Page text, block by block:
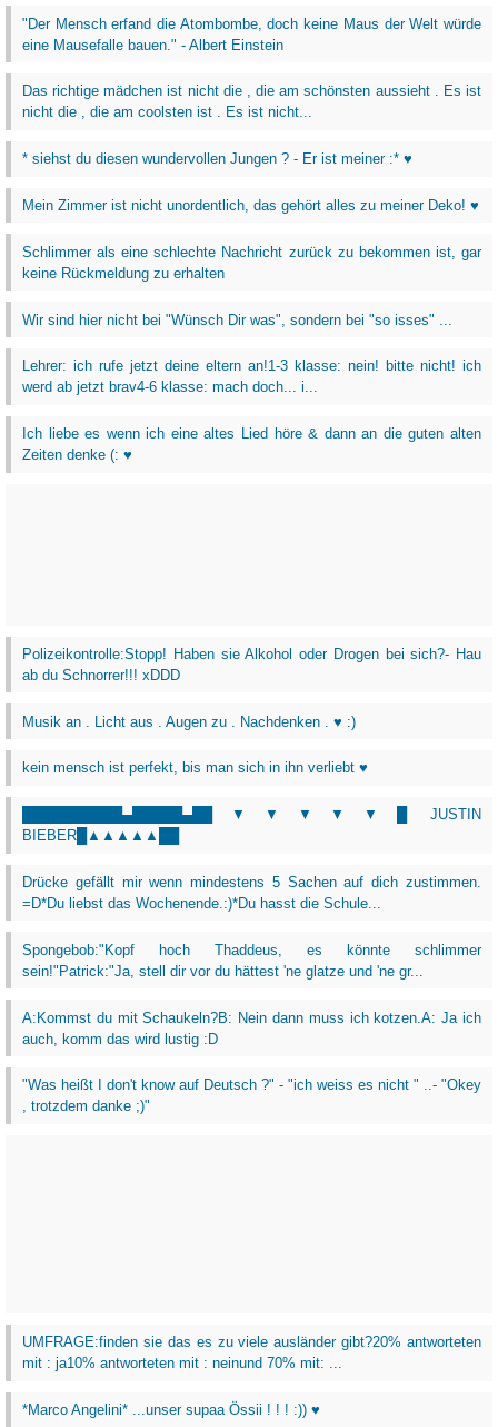
"Der Mensch erfand die Atombombe, doch keine Maus der Welt würde
eine Mausefalle bauen." - Albert Einstein
Das richtige mädchen ist nicht die , die am schönsten aussieht . Es ist
nicht die , die am coolsten ist . Es ist nicht...
* siehst du diesen wundervollen Jungen ? - Er ist meiner :* ♥
Mein Zimmer ist nicht unordentlich, das gehört alles zu meiner Deko! ♥
Schlimmer als eine schlechte Nachricht zurück zu bekommen ist, gar
keine Rückmeldung zu erhalten
Wir sind hier nicht bei "Wünsch Dir was", sondern bei "so isses" ...
Lehrer: ich rufe jetzt deine eltern an!1-3 klasse: nein! bitte nicht! ich
werd ab jetzt brav4-6 klasse: mach doch... i...
Ich liebe es wenn ich eine altes Lied höre & dann an die guten alten
Zeiten denke (: ♥
Polizeikontrolle:Stopp! Haben sie Alkohol oder Drogen bei sich?- Hau
ab du Schnorrer!!! xDDD
Musik an . Licht aus . Augen zu . Nachdenken . ♥ :)
kein mensch ist perfekt, bis man sich in ihn verliebt ♥
██████████▄█████▄██▼▼▼▼▼█ JUSTIN
BIEBER█▲▲▲▲▲██
Drücke gefällt mir wenn mindestens 5 Sachen auf dich zustimmen.
=D*Du liebst das Wochenende.:)*Du hasst die Schule...
Spongebob:"Kopf hoch Thaddeus, es könnte schlimmer
sein!"Patrick:"Ja, stell dir vor du hättest 'ne glatze und 'ne gr...
A:Kommst du mit Schaukeln?B: Nein dann muss ich kotzen.A: Ja ich
auch, komm das wird lustig :D
"Was heißt I don't know auf Deutsch ?" - "ich weiss es nicht " ..- "Okey
, trotzdem danke ;)"
UMFRAGE:finden sie das es zu viele ausländer gibt?20% antworteten
mit : ja10% antworteten mit : neinund 70% mit: ...
*Marco Angelini* ...unser supaa Össii ! ! ! :)) ♥